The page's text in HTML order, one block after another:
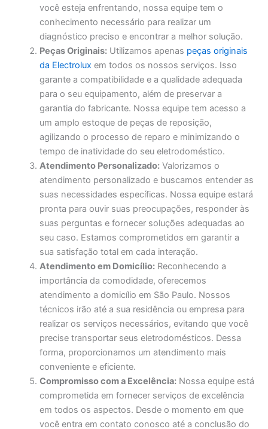
você esteja enfrentando, nossa equipe tem o
conhecimento necessário para realizar um
diagnóstico preciso e encontrar a melhor solução.
Peças Originais: Utilizamos apenas peças originais
da Electrolux em todos os nossos serviços. Isso
garante a compatibilidade e a qualidade adequada
para o seu equipamento, além de preservar a
garantia do fabricante. Nossa equipe tem acesso a
um amplo estoque de peças de reposição,
agilizando o processo de reparo e minimizando o
tempo de inatividade do seu eletrodoméstico.
Atendimento Personalizado: Valorizamos o
atendimento personalizado e buscamos entender as
suas necessidades específicas. Nossa equipe estará
pronta para ouvir suas preocupações, responder às
suas perguntas e fornecer soluções adequadas ao
seu caso. Estamos comprometidos em garantir a
sua satisfação total em cada interação.
Atendimento em Domicílio: Reconhecendo a
importância da comodidade, oferecemos
atendimento a domicílio em São Paulo. Nossos
técnicos irão até a sua residência ou empresa para
realizar os serviços necessários, evitando que você
precise transportar seus eletrodomésticos. Dessa
forma, proporcionamos um atendimento mais
conveniente e eficiente.
Compromisso com a Excelência: Nossa equipe está
comprometida em fornecer serviços de excelência
em todos os aspectos. Desde o momento em que
você entra em contato conosco até a conclusão do